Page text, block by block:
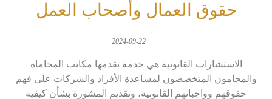
حقوق العمال وأصحاب العمل
2024-09-22
الاستشارات القانونية هي خدمة تقدمها مكاتب المحاماة
والمحامون المتخصصون لمساعدة الأفراد والشركات على فهم
حقوقهم وواجباتهم القانونية، وتقديم المشورة بشأن كيفية